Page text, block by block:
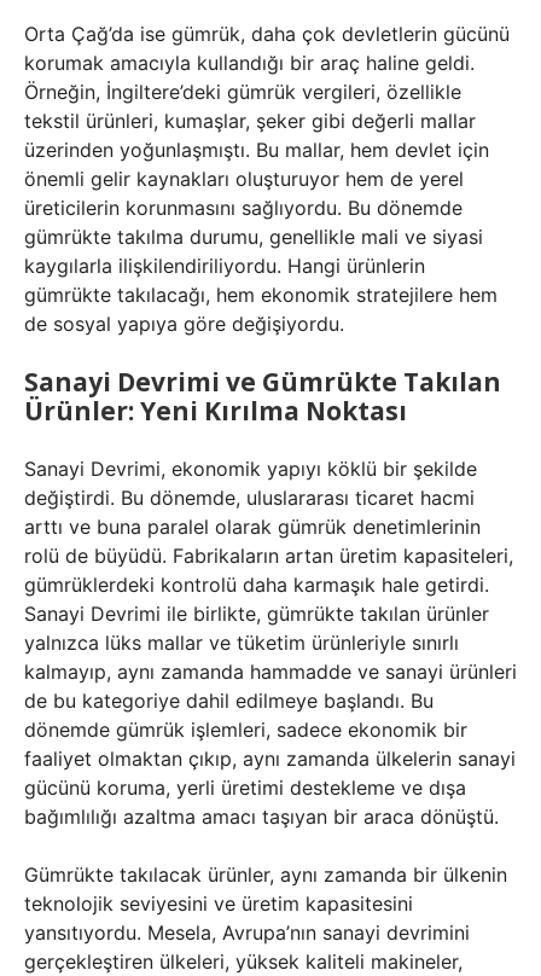
Orta Çağ’da ise gümrük, daha çok devletlerin gücünü
korumak amacıyla kullandığı bir araç haline geldi.
Örneğin, İngiltere’deki gümrük vergileri, özellikle
tekstil ürünleri, kumaşlar, şeker gibi değerli mallar
üzerinden yoğunlaşmıştı. Bu mallar, hem devlet için
önemli gelir kaynakları oluşturuyor hem de yerel
üreticilerin korunmasını sağlıyordu. Bu dönemde
gümrükte takılma durumu, genellikle mali ve siyasi
kaygılarla ilişkilendiriliyordu. Hangi ürünlerin
gümrükte takılacağı, hem ekonomik stratejilere hem
de sosyal yapıya göre değişiyordu.
Sanayi Devrimi ve Gümrükte Takılan
Ürünler: Yeni Kırılma Noktası
Sanayi Devrimi, ekonomik yapıyı köklü bir şekilde
değiştirdi. Bu dönemde, uluslararası ticaret hacmi
arttı ve buna paralel olarak gümrük denetimlerinin
rolü de büyüdü. Fabrikaların artan üretim kapasiteleri,
gümrüklerdeki kontrolü daha karmaşık hale getirdi.
Sanayi Devrimi ile birlikte, gümrükte takılan ürünler
yalnızca lüks mallar ve tüketim ürünleriyle sınırlı
kalmayıp, aynı zamanda hammadde ve sanayi ürünleri
de bu kategoriye dahil edilmeye başlandı. Bu
dönemde gümrük işlemleri, sadece ekonomik bir
faaliyet olmaktan çıkıp, aynı zamanda ülkelerin sanayi
gücünü koruma, yerli üretimi destekleme ve dışa
bağımlılığı azaltma amacı taşıyan bir araca dönüştü.
Gümrükte takılacak ürünler, aynı zamanda bir ülkenin
teknolojik seviyesini ve üretim kapasitesini
yansıtıyordu. Mesela, Avrupa’nın sanayi devrimini
gerçekleştiren ülkeleri, yüksek kaliteli makineler,